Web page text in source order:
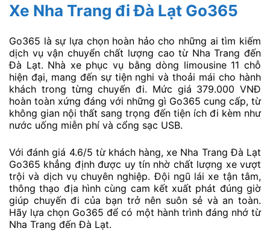
Xe Nha Trang đi Đà Lạt Go365
Go365 là sự lựa chọn hoàn hảo cho những ai tìm kiếm
dịch vụ vận chuyển chất lượng cao từ Nha Trang đến
Đà Lạt. Nhà xe phục vụ bằng dòng limousine 11 chỗ
hiện đại, mang đến sự tiện nghi và thoải mái cho hành
khách trong từng chuyến đi. Mức giá 379.000 VNĐ
hoàn toàn xứng đáng với những gì Go365 cung cấp, từ
không gian nội thất sang trọng đến tiện ích đi kèm như
nước uống miễn phí và cổng sạc USB.
Với đánh giá 4.6/5 từ khách hàng, xe Nha Trang Đà Lạt
Go365 khẳng định được uy tín nhờ chất lượng xe vượt
trội và dịch vụ chuyên nghiệp. Đội ngũ lái xe tận tâm,
thông thạo địa hình cùng cam kết xuất phát đúng giờ
giúp chuyến đi của bạn trở nên suôn sẻ và an toàn.
Hãy lựa chọn Go365 để có một hành trình đáng nhớ từ
Nha Trang đến Đà Lạt.